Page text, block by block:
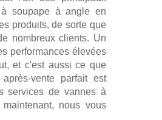
à soupape à angle en
produits, de sorte que
nombreux clients. Un
performances élevées
et c'est aussi ce que
vente parfait est
services de vannes à
nous vous